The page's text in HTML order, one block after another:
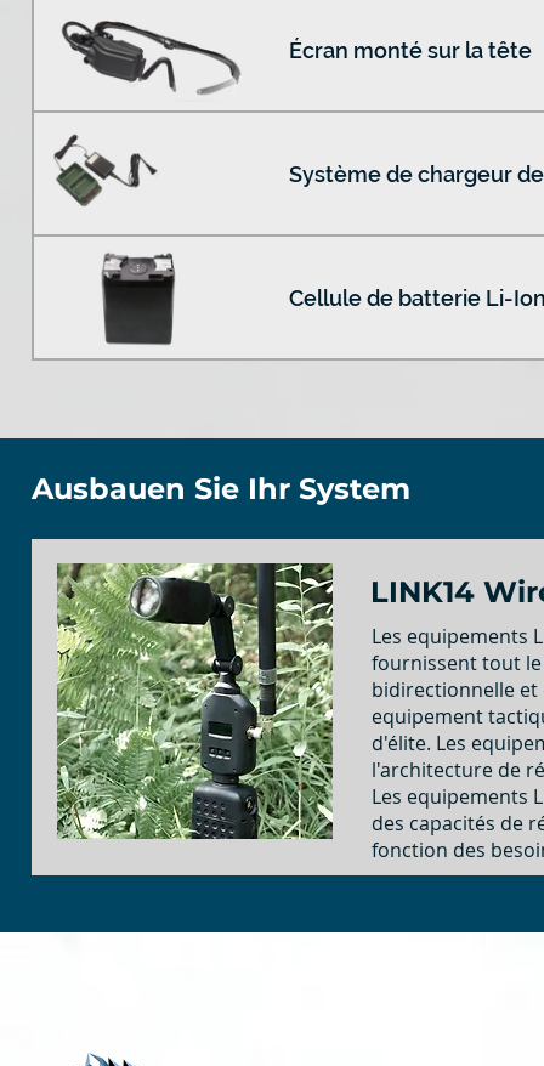
Écran monté sur la tête
Système de chargeur
Cellule de batterie Li-
Ausbauen Sie Ihr System
LINK14
Les equipements
fournissent tout le
bidirectionnelle
equipement
d'élite. Les
l'architecture de
Les equipements
des capacités de
fonction des